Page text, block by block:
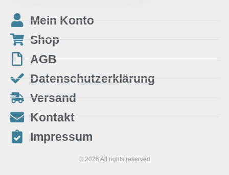
Mein Konto
Shop
AGB
Datenschutzerklärung
Versand
Kontakt
Impressum
© 2026 All rights reserved